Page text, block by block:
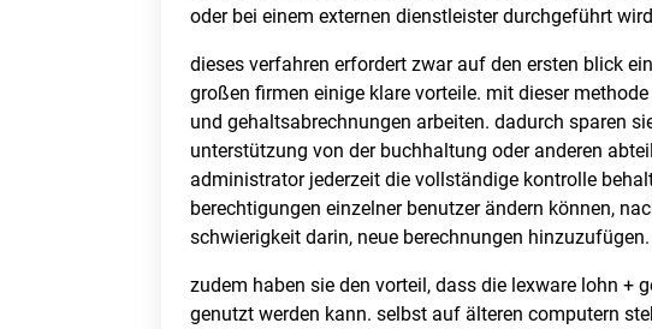
oder bei einem externen dienstleister durchgeführt
dieses verfahren erfordert zwar auf den ersten blick
großen firmen einige klare vorteile. mit dieser
und gehaltsabrechnungen arbeiten. dadurch sparen
unterstützung von der buchhaltung oder anderen
administrator jederzeit die vollständige kontrolle
berechtigungen einzelner benutzer ändern können,
schwierigkeit darin, neue berechnungen hinzuzufügen.
zudem haben sie den vorteil, dass die lexware lohn
genutzt werden kann. selbst auf älteren computern